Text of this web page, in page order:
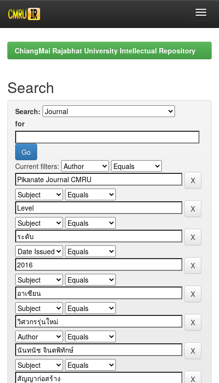
navigationChiangMai Rajabhat University Intellectual Repository
Search
Search:
for
Current filters: